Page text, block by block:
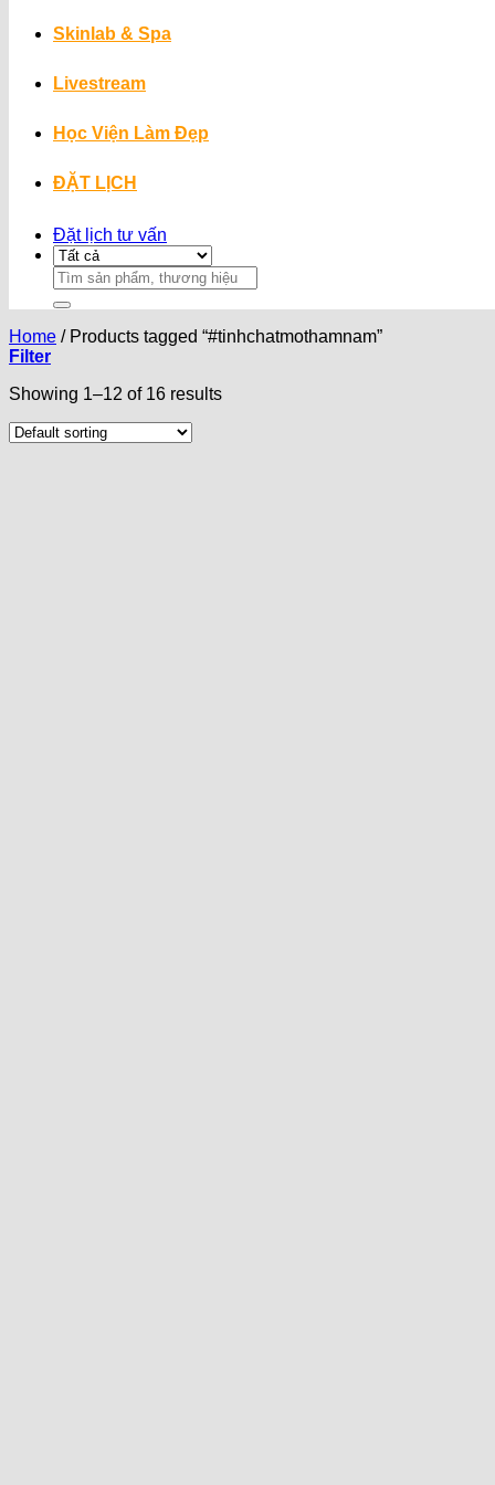
Skinlab & Spa
Livestream
Học Viện Làm Đẹp
ĐẶT LỊCH
Đặt lịch tư vấn
Search
for:
Home /Products tagged “#tinhchatmothamnam”
Filter
Showing 1–12 of 16 results